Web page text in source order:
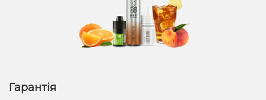
Гарантія